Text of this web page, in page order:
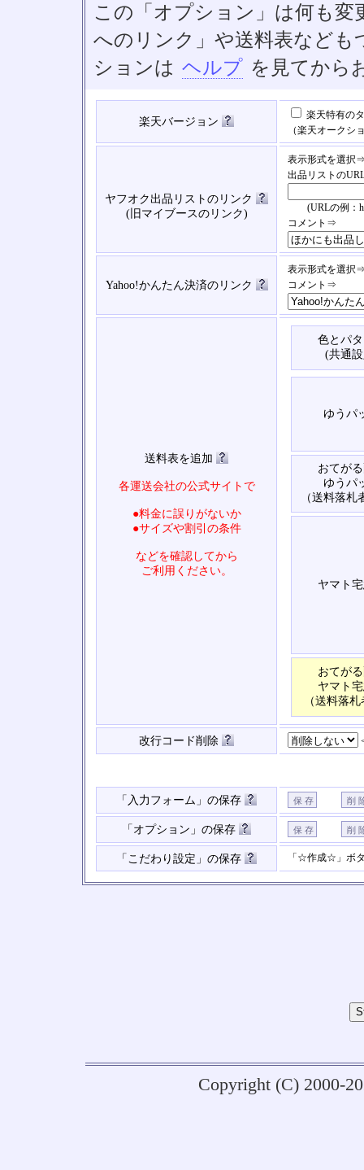
この「オプション」は何も
へのリンク」や送料表など
ションは ヘルプ を見てから
楽天バージョン
楽天特有の
（楽天オークシ
ヤフオク出品リストのリンク
(旧マイブースのリンク)
表示形式を選択
出品リストの
(URLの例：
コメント⇒
Yahoo!かんたん決済のリンク
表示形式を選択
コメント⇒
送料表を追加
各運送会社の公式サイトで
●料金に誤りがないか
●サイズや割引の条件
などを確認してから
ご利用ください。
色とパ
(共通
ゆうパ
おてが
ゆうパ
（送料落札
ヤマト
おてが
ヤマト
（送料落
改行コード削除
「入力フォーム」の保存
「オプション」の保存
「こだわり設定」の保存 「☆作成☆」ボ
Copyright (C) 2000-